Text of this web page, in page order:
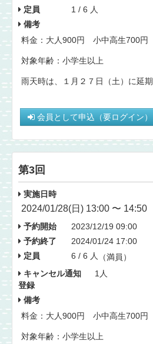
定員
1 / 6 人
備考
料金：大人900円 小中高生700円
対象年齢：小学生以上
雨天時は、１月２７日（土）に延期
会員として申込（要ログイン）
第3回
実施日時
2024/01/28(日) 13:00 〜 14:50
予約開始
2023/12/19 09:00
予約終了
2024/01/24 17:00
定員
6 / 6 人
（満員）
キャンセル通知
登録
1人
備考
料金：大人900円 小中高生700円
対象年齢：小学生以上